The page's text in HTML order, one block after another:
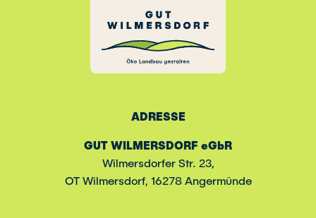
ADRESSE
GUT WILMERSDORF eGbR
Wilmersdorfer Str. 23,
OT Wilmersdorf, 16278 Angermünde